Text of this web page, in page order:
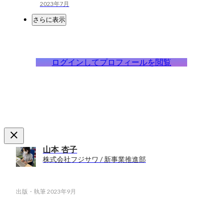
2023年7月
さらに表示
ログインしてプロフィールを閲覧
山本 杏子
株式会社フジサワ / 新事業推進部
出版・執筆 2023年9月